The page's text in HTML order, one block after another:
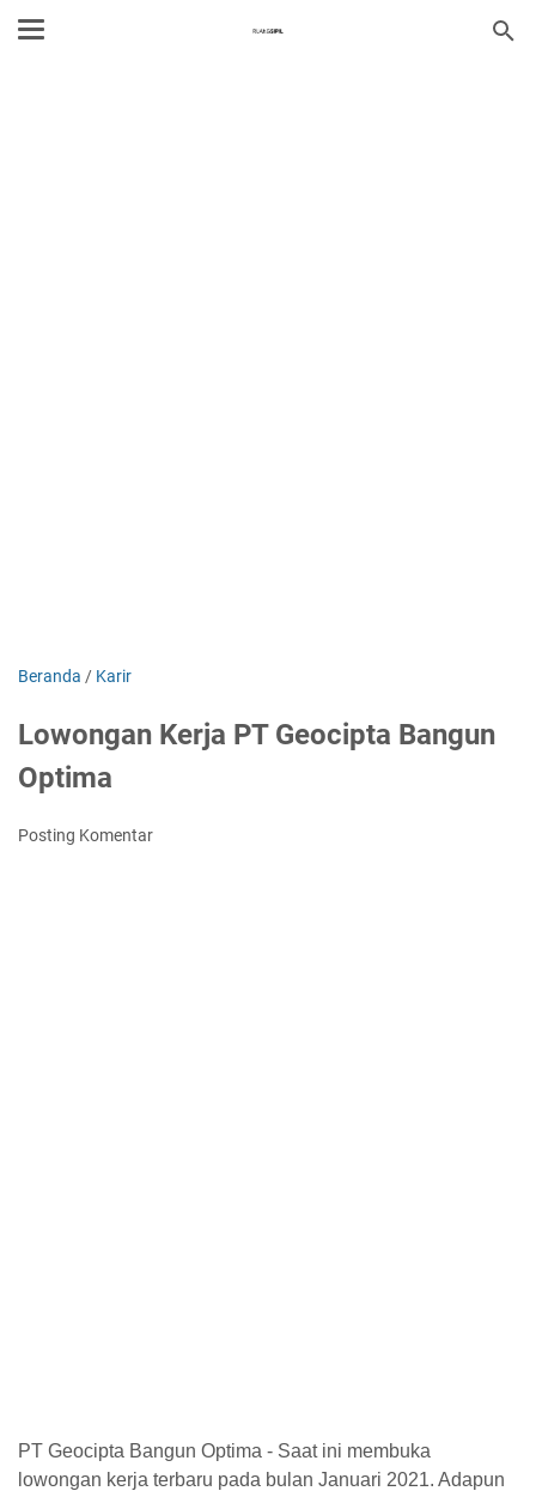
Beranda / Karir
Lowongan Kerja PT Geocipta Bangun
Optima
Posting Komentar
PT Geocipta Bangun Optima - Saat ini membuka
lowongan kerja terbaru pada bulan Januari 2021. Adapun